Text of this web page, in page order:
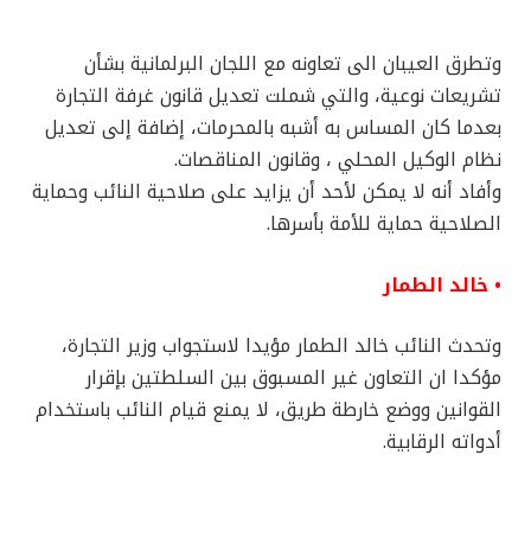
وتطرق العيبان الى تعاونه مع اللجان البرلمانية بشأن
تشريعات نوعية، والتي شملت تعديل قانون غرفة التجارة
بعدما كان المساس به أشبه بالمحرمات، إضافة إلى تعديل
نظام الوكيل المحلي ، وقانون المناقصات.
وأفاد أنه لا يمكن لأحد أن يزايد على صلاحية النائب وحماية
الصلاحية حماية للأمة بأسرها.
• خالد الطمار
وتحدث النائب خالد الطمار مؤيدا لاستجواب وزير التجارة،
مؤكدا ان التعاون غير المسبوق بين السلطتين بإقرار
القوانين ووضع خارطة طريق، لا يمنع قيام النائب باستخدام
أدواته الرقابية.